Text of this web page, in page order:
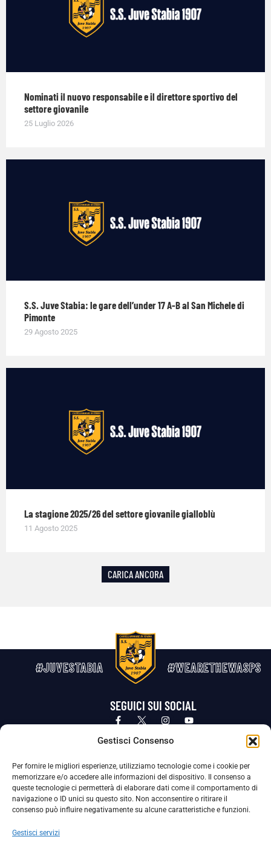
Gestisci Consenso
Per fornire le migliori esperienze, utilizziamo tecnologie come i cookie per
memorizzare e/o accedere alle informazioni del dispositivo. Il consenso a
queste tecnologie ci permetterà di elaborare dati come il comportamento di
navigazione o ID unici su questo sito. Non acconsentire o ritirare il
consenso può influire negativamente su alcune caratteristiche e funzioni.
Gestisci servizi
Nominati il nuovo responsabile e il direttore sportivo del
settore giovanile
25 Luglio 2026
S.S. Juve Stabia: le gare dell’under 17 A-B al San Michele di
Pimonte
29 Agosto 2025
La stagione 2025/26 del settore giovanile gialloblù
11 Agosto 2025
CARICA ANCORA
#JUVESTABIA #WEARETHEWASPS
SEGUICI SUI SOCIAL
Privacy Policy Cookie Policy
La Società ha nominato il Responsabile della Protezione dei Dati Personali (DPO), figura specializzata che vigila sulle modalità
adottate dalla nostra Società per tutelare i Suoi dati personali.
Per contattare il DPO può scrivere a